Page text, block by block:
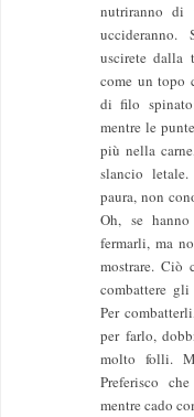
nutriranno
uccideranno.
uscirete dalla
come un topo
di filo
mentre le
più nella
slancio
paura, non
Oh, se
fermarli, ma
mostrare. Ciò
combattere
Per
per farlo,
molto folli.
Preferisco
mentre cado